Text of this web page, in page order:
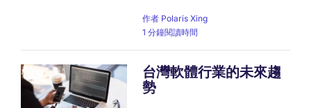
作者 Polaris Xing
1 分鐘閱讀時間
台灣軟體行業的未來趨
勢